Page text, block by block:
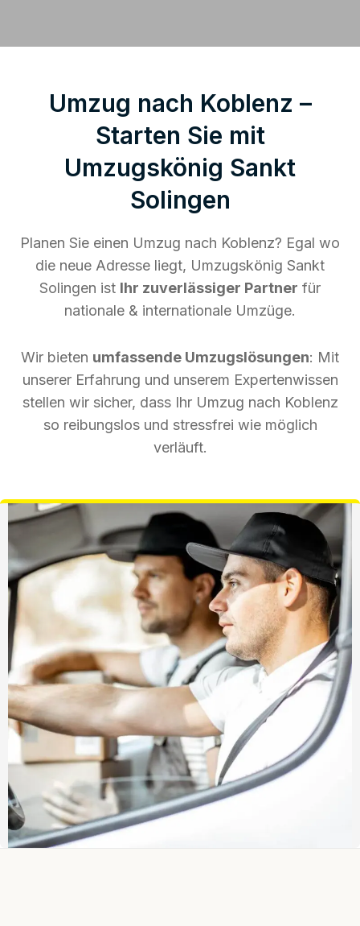
Umzug nach Koblenz –
Starten Sie mit
Umzugskönig Sankt
Solingen
Planen Sie einen Umzug nach Koblenz? Egal wo
die neue Adresse liegt, Umzugskönig Sankt
Solingen ist Ihr zuverlässiger Partner für
nationale & internationale Umzüge.
Wir bieten umfassende Umzugslösungen: Mit
unserer Erfahrung und unserem Expertenwissen
stellen wir sicher, dass Ihr Umzug nach Koblenz
so reibungslos und stressfrei wie möglich
verläuft.